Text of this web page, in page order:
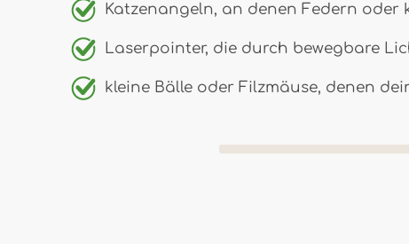
Katzenangeln, an denen Federn
Laserpointer, die durch bewegbare
kleine Bälle oder Filzmäuse, denen